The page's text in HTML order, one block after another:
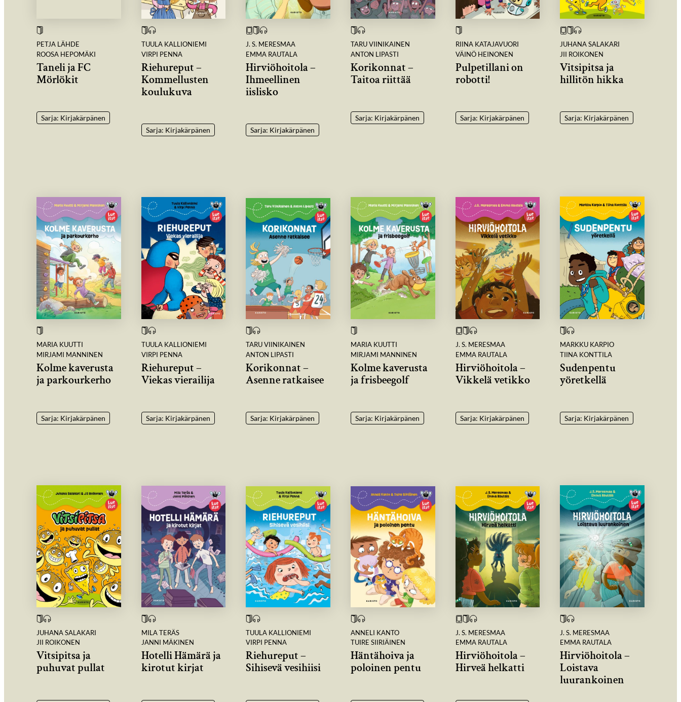
PETJA LÄHDE
ROOSA HEPOMÄKI
Taneli ja FC
Mörlökit
Sarja: Kirjakärpänen
TUULA KALLIONIEMI
VIRPI PENNA
Riehureput –
Kommellusten
koulukuva
Sarja: Kirjakärpänen
J. S. MERESMAA
EMMA RAUTALA
Hirviöhoitola –
Ihmeellinen
iislisko
Sarja: Kirjakärpänen
TARU VIINIKAINEN
ANTON LIPASTI
Korikonnat –
Taitoa riittää
Sarja: Kirjakärpänen
RIINA KATAJAVUORI
VÄINÖ HEINONEN
Pulpetillani on
robotti!
Sarja: Kirjakärpänen
JUHANA SALAKARI
JII ROIKONEN
Vitsipitsa ja
hillitön hikka
Sarja: Kirjakärpänen
MARIA KUUTTI
MIRJAMI MANNINEN
Kolme kaverusta
ja parkourkerho
Sarja: Kirjakärpänen
TUULA KALLIONIEMI
VIRPI PENNA
Riehureput –
Viekas vierailija
Sarja: Kirjakärpänen
TARU VIINIKAINEN
ANTON LIPASTI
Korikonnat –
Asenne ratkaisee
Sarja: Kirjakärpänen
MARIA KUUTTI
MIRJAMI MANNINEN
Kolme kaverusta
ja frisbeegolf
Sarja: Kirjakärpänen
J. S. MERESMAA
EMMA RAUTALA
Hirviöhoitola –
Vikkelä vetikko
Sarja: Kirjakärpänen
MARKKU KARPIO
TIINA KONTTILA
Sudenpentu
yöretkellä
Sarja: Kirjakärpänen
JUHANA SALAKARI
JII ROIKONEN
Vitsipitsa ja
puhuvat pullat
MILA TERÄS
JANNI MÄKINEN
Hotelli Hämärä ja
kirotut kirjat
TUULA KALLIONIEMI
VIRPI PENNA
Riehureput –
Sihisevä vesihiisi
ANNELI KANTO
TUIRE SIIRIÄINEN
Häntähoiva ja
poloinen pentu
J. S. MERESMAA
EMMA RAUTALA
Hirviöhoitola –
Hirveä helkatti
J. S. MERESMAA
EMMA RAUTALA
Hirviöhoitola –
Loistava
luurankoinen